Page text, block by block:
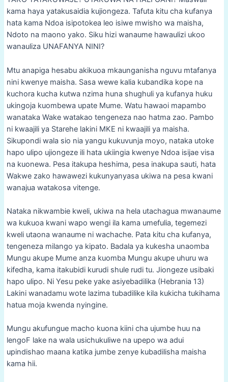
kama haya yatakusaidia kujiongeza. Tafuta kitu cha kufanya
hata kama Ndoa isipotokea leo isiwe mwisho wa maisha,
Ndoto na maono yako. Siku hizi wanaume hawaulizi ukoo
wanauliza UNAFANYA NINI?
Mtu anapiga hesabu akikuoa mkaunganisha nguvu mtafanya
nini kwenye maisha. Sasa wewe kalia kubandika kope na
kuchora kucha kutwa nzima huna shughuli ya kufanya huku
ukingoja kuombewa upate Mume. Watu hawaoi mapambo
wanataka Wake watakao tengeneza nao hatma zao. Pambo
ni kwaajili ya Starehe lakini MKE ni kwaajili ya maisha.
Sikupondi wala sio nia yangu kukuvunja moyo, nataka utoke
hapo ulipo ujiongeze ili hata ukiingia kwenye Ndoa isijae visa
na kuonewa. Pesa itakupa heshima, pesa inakupa sauti, hata
Wakwe zako hawawezi kukunyanyasa ukiwa na pesa kwani
wanajua watakosa vitenge.
Nataka nikwambie kweli, ukiwa na hela utachagua mwanaume
wa kukuoa kwani wapo wengi ila kama umefulia, tegemezi
kweli utaona wanaume ni wachache. Pata kitu cha kufanya,
tengeneza milango ya kipato. Badala ya kukesha unaomba
Mungu akupe Mume anza kuomba Mungu akupe uhuru wa
kifedha, kama itakubidi kurudi shule rudi tu. Jiongeze usibaki
hapo ulipo. Ni Yesu peke yake asiyebadilika (Hebrania 13)
Lakini wanadamu wote lazima tubadilike kila kukicha tukihama
hatua moja kwenda nyingine.
Mungu akufungue macho kuona kiini cha ujumbe huu na
lengoF lake na wala usichukuliwe na upepo wa adui
upindishao maana katika jumbe zenye kubadilisha maisha
kama hii.